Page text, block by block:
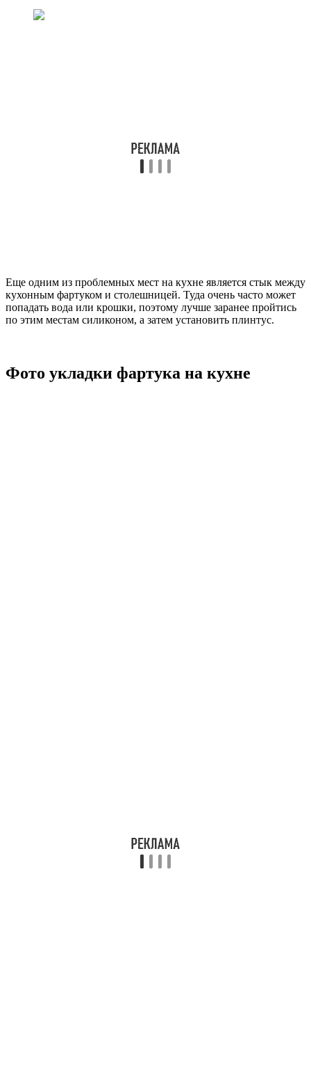
Еще одним из проблемных мест на кухне является стык между
кухонным фартуком и столешницей. Туда очень часто может
попадать вода или крошки, поэтому лучше заранее пройтись
по этим местам силиконом, а затем установить плинтус.
Фото укладки фартука на кухне